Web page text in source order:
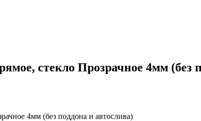
стекло Прозрачное 4мм (без
4мм (без поддона и автослива)